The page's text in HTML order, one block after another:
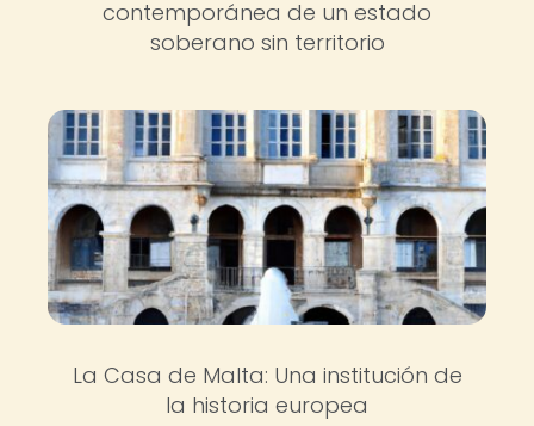
contemporánea de un estado
soberano sin territorio
La Casa de Malta: Una institución de
la historia europea